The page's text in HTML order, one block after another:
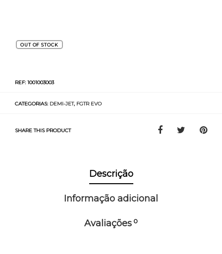
OUT OF STOCK
REF: 1001003003
CATEGORIAS: DEMI-JET, FGTR EVO
SHARE THIS PRODUCT
Descrição
Informação adicional
Avaliações 0